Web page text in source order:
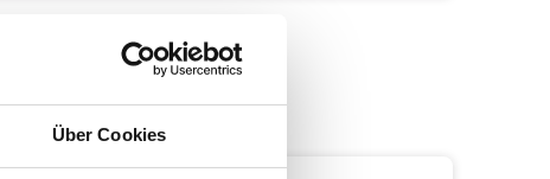
Über Cookies